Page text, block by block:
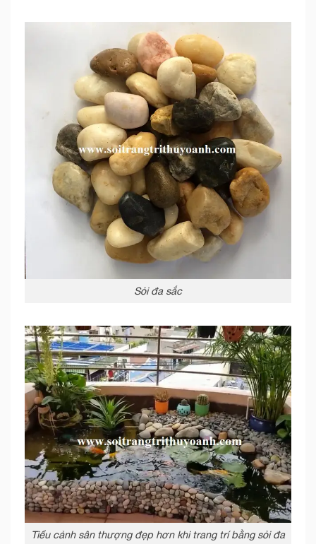
Sỏi đa sắc
Tiểu cảnh sân thượng đẹp hơn khi trang trí bằng sỏi đa